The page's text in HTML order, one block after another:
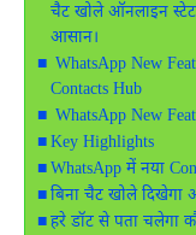
चैट खोले ऑनलाइन
आसान।
WhatsApp New
Contacts Hub
WhatsApp New
Key Highlights
WhatsApp में नया
बिना चैट खोले दिखेगा
हरे डॉट से पता चलेगा